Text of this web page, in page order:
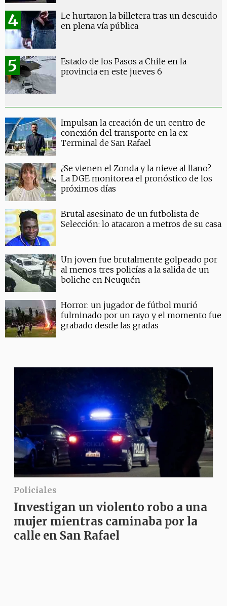
Le hurtaron la billetera tras un descuido
en plena vía pública
Estado de los Pasos a Chile en la
provincia en este jueves 6
Impulsan la creación de un centro de
conexión del transporte en la ex
Terminal de San Rafael
¿Se vienen el Zonda y la nieve al llano?
La DGE monitorea el pronóstico de los
próximos días
Brutal asesinato de un futbolista de
Selección: lo atacaron a metros de su casa
Un joven fue brutalmente golpeado por
al menos tres policías a la salida de un
boliche en Neuquén
Horror: un jugador de fútbol murió
fulminado por un rayo y el momento fue
grabado desde las gradas
Policiales
Investigan un violento robo a una
mujer mientras caminaba por la
calle en San Rafael